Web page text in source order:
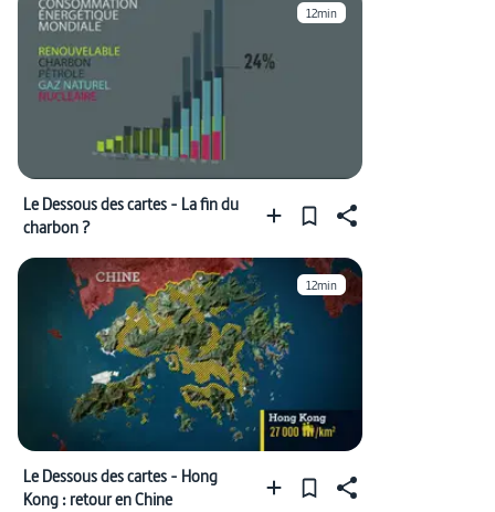
12min
Le Dessous des cartes - La fin du
charbon ?
12min
Le Dessous des cartes - Hong
Kong : retour en Chine